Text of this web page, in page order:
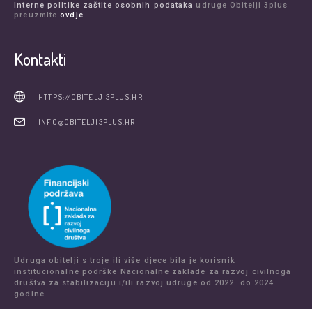
Interne politike zaštite osobnih podataka udruge Obitelji 3plus
preuzmiteovdje.
Kontakti
HTTPS://OBITELJI3PLUS.HR
INFO@OBITELJI3PLUS.HR
Udruga obitelji s troje ili više djece bila je korisnik
institucionalne podrške Nacionalne zaklade za razvoj civilnoga
društva za stabilizaciju i/ili razvoj udruge od 2022. do 2024.
godine.